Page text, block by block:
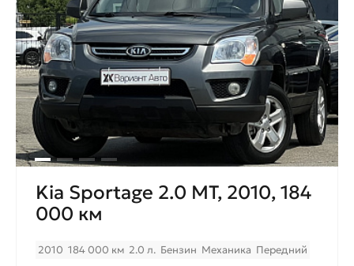
Kia Sportage 2.0 МТ, 2010, 184
000 км
2010 184 000 км 2.0 л. Бензин Механика Передний